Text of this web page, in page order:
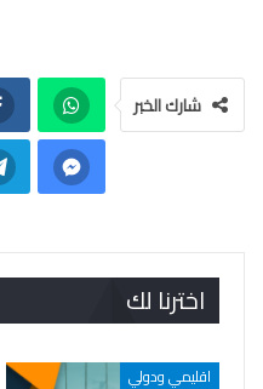
شارك الخبر
اخترنا لك
اقليمي ودولي